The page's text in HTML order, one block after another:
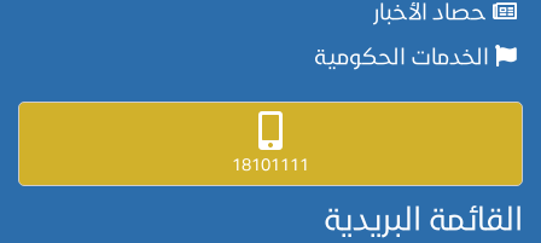
حصاد الأخبار
الخدمات الحكومية
18101111
القائمة البريدية